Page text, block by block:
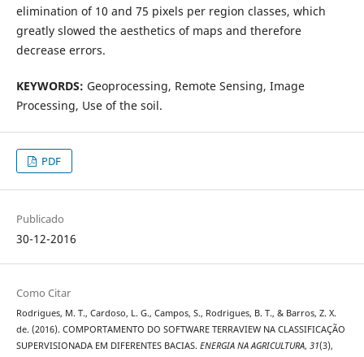
elimination of 10 and 75 pixels per region classes, which
greatly slowed the aesthetics of maps and therefore
decrease errors.
KEYWORDS: Geoprocessing, Remote Sensing, Image
Processing, Use of the soil.
PDF
Publicado
30-12-2016
Como Citar
Rodrigues, M. T., Cardoso, L. G., Campos, S., Rodrigues, B. T., & Barros, Z. X.
de. (2016). COMPORTAMENTO DO SOFTWARE TERRAVIEW NA CLASSIFICAÇÃO
SUPERVISIONADA EM DIFERENTES BACIAS. ENERGIA NA AGRICULTURA, 31(3),